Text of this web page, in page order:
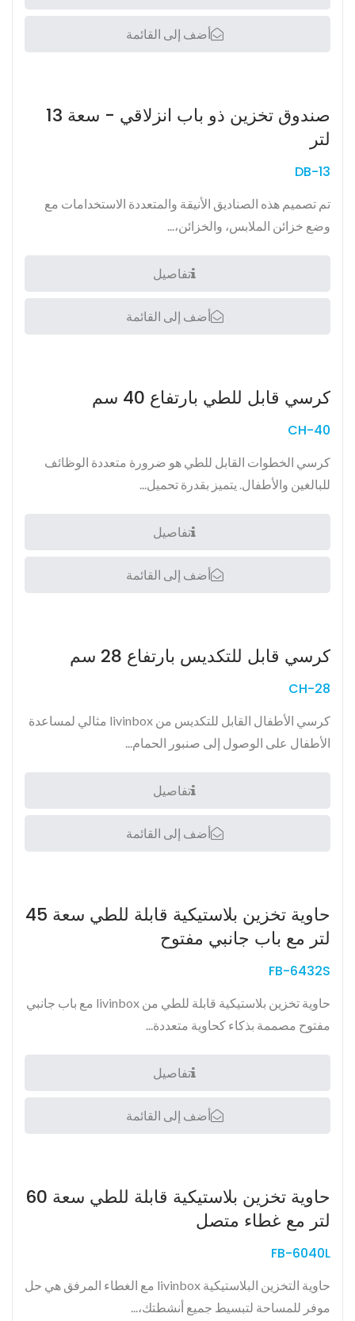
أضف إلى القائمة
صندوق تخزين ذو باب انزلاقي - سعة 13
لتر
DB-13
تم تصميم هذه الصناديق الأنيقة والمتعددة الاستخدامات مع
وضع خزائن الملابس، والخزائن،...
تفاصيل
أضف إلى القائمة
كرسي قابل للطي بارتفاع 40 سم
CH-40
كرسي الخطوات القابل للطي هو ضرورة متعددة الوظائف
للبالغين والأطفال. يتميز بقدرة تحميل...
تفاصيل
أضف إلى القائمة
كرسي قابل للتكديس بارتفاع 28 سم
CH-28
كرسي الأطفال القابل للتكديس من livinbox مثالي لمساعدة
الأطفال على الوصول إلى صنبور الحمام...
تفاصيل
أضف إلى القائمة
حاوية تخزين بلاستيكية قابلة للطي سعة 45
لتر مع باب جانبي مفتوح
FB-6432S
حاوية تخزين بلاستيكية قابلة للطي من livinbox مع باب جانبي
مفتوح مصممة بذكاء كحاوية متعددة...
تفاصيل
أضف إلى القائمة
حاوية تخزين بلاستيكية قابلة للطي سعة 60
لتر مع غطاء متصل
FB-6040L
حاوية التخزين البلاستيكية livinbox مع الغطاء المرفق هي حل
موفر للمساحة لتبسيط جميع أنشطتك،...